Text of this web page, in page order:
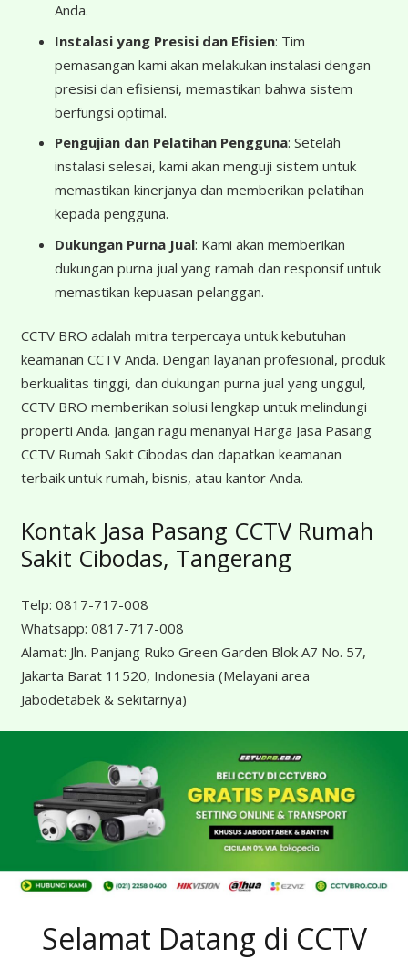
Anda.
Instalasi yang Presisi dan Efisien: Tim
pemasangan kami akan melakukan instalasi dengan
presisi dan efisiensi, memastikan bahwa sistem
berfungsi optimal.
Pengujian dan Pelatihan Pengguna: Setelah
instalasi selesai, kami akan menguji sistem untuk
memastikan kinerjanya dan memberikan pelatihan
kepada pengguna.
Dukungan Purna Jual: Kami akan memberikan
dukungan purna jual yang ramah dan responsif untuk
memastikan kepuasan pelanggan.
CCTV BRO adalah mitra terpercaya untuk kebutuhan
keamanan CCTV Anda. Dengan layanan profesional, produk
berkualitas tinggi, dan dukungan purna jual yang unggul,
CCTV BRO memberikan solusi lengkap untuk melindungi
properti Anda. Jangan ragu menanyai Harga Jasa Pasang
CCTV Rumah Sakit Cibodas dan dapatkan keamanan
terbaik untuk rumah, bisnis, atau kantor Anda.
Kontak Jasa Pasang CCTV Rumah
Sakit Cibodas, Tangerang
Telp: 0817-717-008
Whatsapp: 0817-717-008
Alamat: Jln. Panjang Ruko Green Garden Blok A7 No. 57,
Jakarta Barat 11520, Indonesia (Melayani area
Jabodetabek & sekitarnya)
Selamat Datang di CCTV